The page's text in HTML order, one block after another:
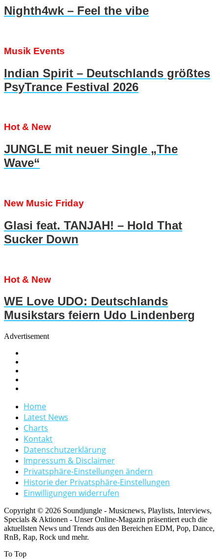
Nighth4wk – Feel the vibe
Musik Events
Indian Spirit – Deutschlands größtes
PsyTrance Festival 2026
Hot & New
JUNGLE mit neuer Single „The
Wave“
New Music Friday
Glasi feat. TANJAH! – Hold That
Sucker Down
Hot & New
WE Love UDO: Deutschlands
Musikstars feiern Udo Lindenberg
Advertisement
Home
Latest News
Charts
Kontakt
Datenschutzerklärung
Impressum & Disclaimer
Privatsphäre-Einstellungen ändern
Historie der Privatsphäre-Einstellungen
Einwilligungen widerrufen
Copyright © 2026 Soundjungle - Musicnews, Playlists, Interviews,
Specials & Aktionen - Unser Online-Magazin präsentiert euch die
aktuellsten News und Trends aus den Bereichen EDM, Pop, Dance,
RnB, Rap, Rock und mehr.
To Top